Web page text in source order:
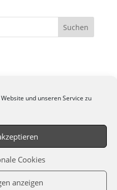
und unseren Service zu
Cookies
anzeigen
Impressum